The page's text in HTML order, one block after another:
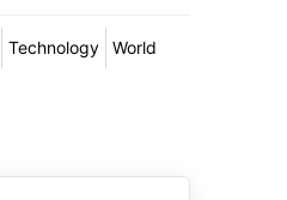
Technology World